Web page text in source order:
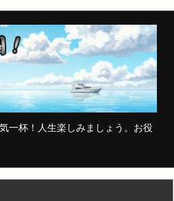
一杯！人生楽しみましょう。お役